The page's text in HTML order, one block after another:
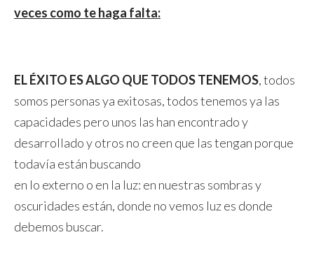
veces como te haga falta:
EL ÉXITO ES ALGO QUE TODOS TENEMOS, todos
somos personas ya exitosas, todos tenemos ya las
capacidades pero unos las han encontrado y
desarrollado y otros no creen que las tengan porque
todavía están buscando
en lo externo o en la luz: en nuestras sombras y
oscuridades están, donde no vemos luz es donde
debemos buscar.